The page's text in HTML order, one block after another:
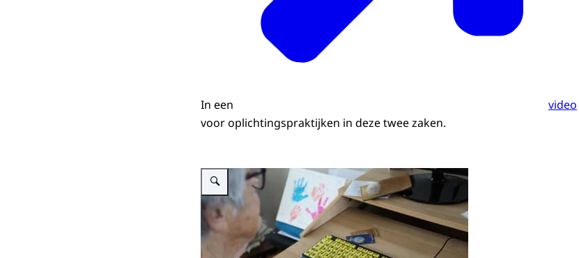
In een video
voor oplichtingspraktijken in deze twee zaken.
Vergroot afbeelding Fraude bij ouderen